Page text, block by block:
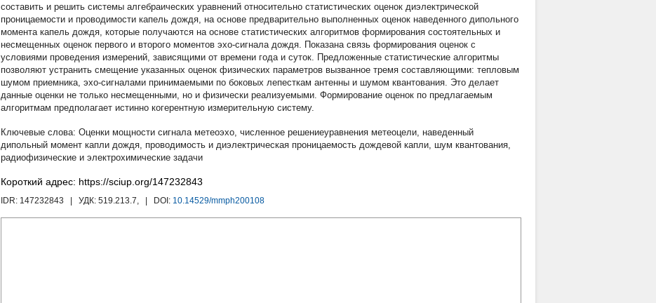
составить и решить системы алгебраических уравнений относительно статистических оценок диэлектрической
проницаемости и проводимости капель дождя, на основе предварительно выполненных оценок наведенного дипольного
момента капель дождя, которые получаются на основе статистических алгоритмов формирования состоятельных и
несмещенных оценок первого и второго моментов эхо-сигнала дождя. Показана связь формирования оценок с
условиями проведения измерений, зависящими от времени года и суток. Предложенные статистические алгоритмы
позволяют устранить смещение указанных оценок физических параметров вызванное тремя составляющими: тепловым
шумом приемника, эхо-сигналами принимаемыми по боковых лепесткам антенны и шумом квантования. Это делает
данные оценки не только несмещенными, но и физически реализуемыми. Формирование оценок по предлагаемым
алгоритмам предполагает истинно когерентную измерительную систему.
Оценки мощности сигнала метеоэхо, численное решениеуравнения метеоцели, наведенный
дипольный момент капли дождя, проводимость и диэлектрическая проницаемость дождевой капли, шум квантования,
радиофизические и электрохимические задачи
Короткий адрес: https://sciup.org/147232843
IDR: 147232843 | УДК: 519.213.7, | DOI: 10.14529/mmph200108